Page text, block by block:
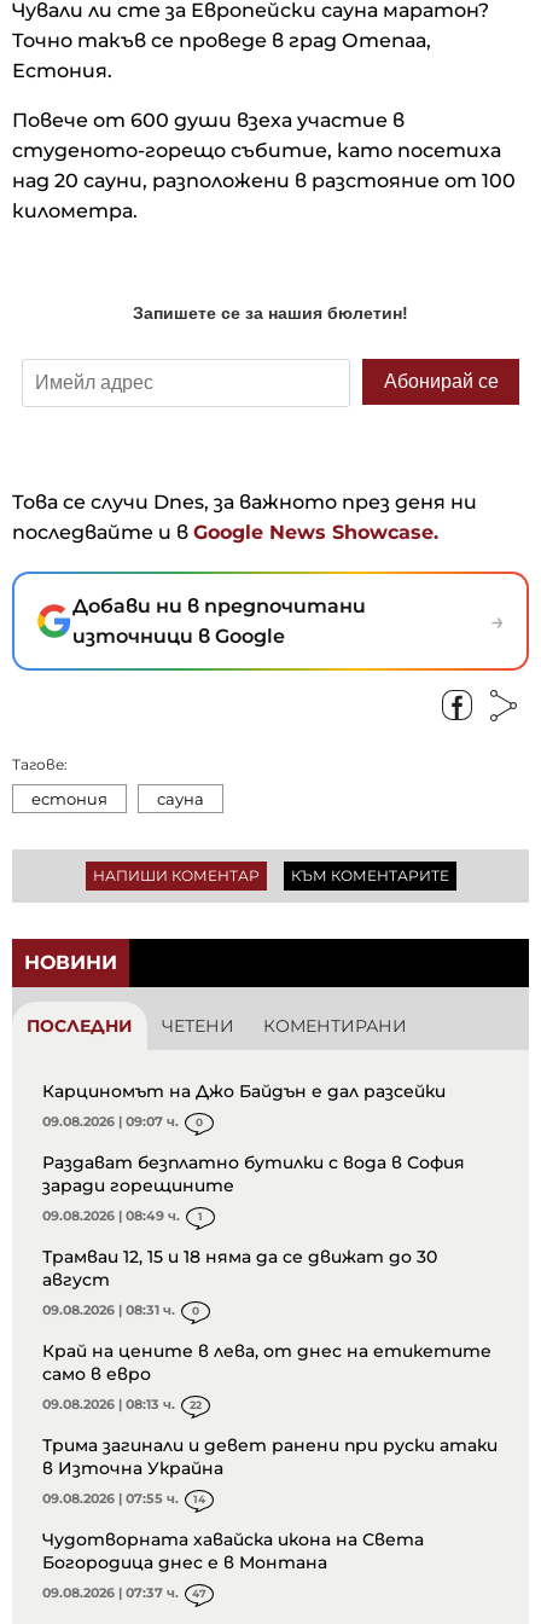
Чували ли сте за Европейски сауна маратон?
Точно такъв се проведе в град Отепаа,
Естония.
Повече от 600 души взеха участие в
студеното-горещо събитие, като посетиха
над 20 сауни, разположени в разстояние от 100
километра.
Това се случи Dnes, за важното през деня ни
последвайте и в Google News Showcase.
Добави ни в предпочитани
източници в Google
→
Тагове:
естония сауна
НАПИШИ КОМЕНТАР КЪМ КОМЕНТАРИТЕ
НОВИНИ
ПОСЛЕДНИ ЧЕТЕНИ КОМЕНТИРАНИ
Карциномът на Джо Байдън е дал разсейки
09.08.2026 | 09:07 ч. 0
Раздават безплатно бутилки с вода в София
заради горещините
09.08.2026 | 08:49 ч. 1
Трамваи 12, 15 и 18 няма да се движат до 30
август
09.08.2026 | 08:31 ч. 0
Край на цените в лева, от днес на етикетите
само в евро
09.08.2026 | 08:13 ч. 22
Трима загинали и девет ранени при руски атаки
в Източна Украйна
09.08.2026 | 07:55 ч. 14
Чудотворната хавайска икона на Света
Богородица днес е в Монтана
09.08.2026 | 07:37 ч. 47